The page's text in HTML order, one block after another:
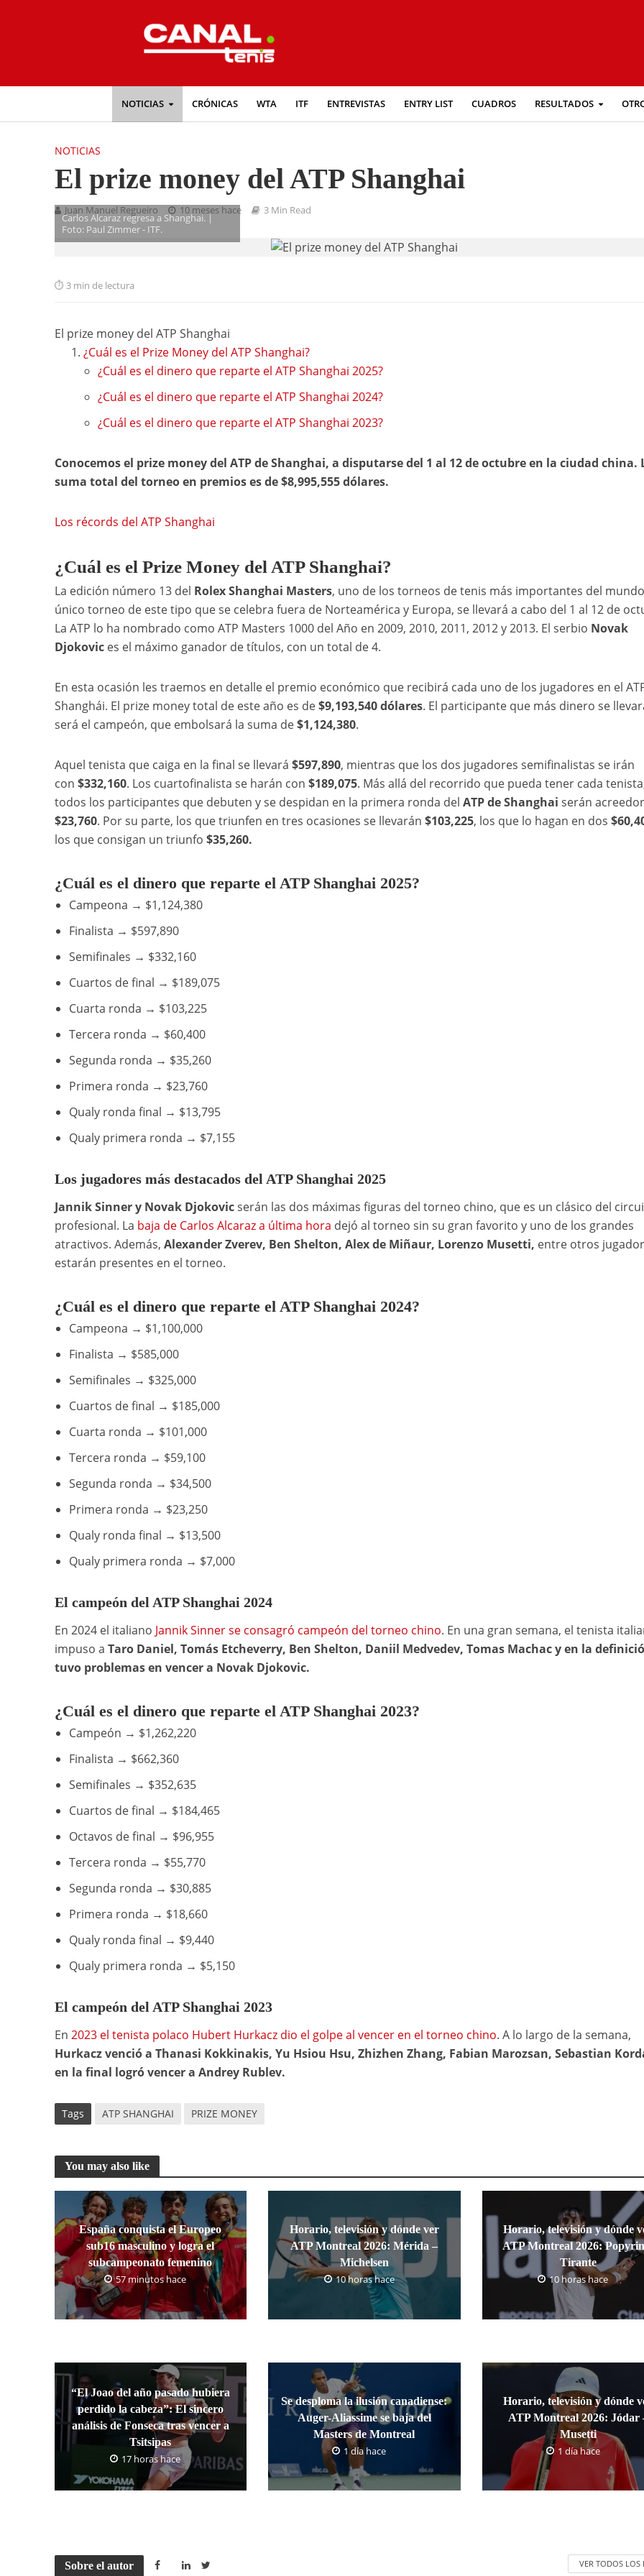
NOTICIAS CRÓNICAS WTA ITF ENTREVISTAS ENTRY LIST CUADROS RESULTADOS
NOTICIAS
El prize money del ATP Shanghai
Juan Manuel Regueiro 10 meses hace 3 Min Read
Carlos Alcaraz regresa a Shanghai. |
Foto: Paul Zimmer - ITF.
3 min de lectura
El prize money del ATP Shanghai
¿Cuál es el Prize Money del ATP Shanghai?
¿Cuál es el dinero que reparte el ATP Shanghai 2025?
¿Cuál es el dinero que reparte el ATP Shanghai 2024?
¿Cuál es el dinero que reparte el ATP Shanghai 2023?
Conocemos el prize money del ATP de Shanghai, a disputarse del 1 al 12 de octubre en la ciudad china.
suma total del torneo en premios es de $8,995,555 dólares.
Los récords del ATP Shanghai
¿Cuál es el Prize Money del ATP Shanghai?
La edición número 13 del Rolex Shanghai Masters, uno de los torneos de tenis más importantes del
único torneo de este tipo que se celebra fuera de Norteamérica y Europa, se llevará a cabo del 1 al 12 de
La ATP lo ha nombrado como ATP Masters 1000 del Año en 2009, 2010, 2011, 2012 y 2013. El serbio Novak
Djokovices el máximo ganador de títulos, con un total de 4.
En esta ocasión les traemos en detalle el premio económico que recibirá cada uno de los jugadores en el
Shanghái. El prize money total de este año es de$9,193,540 dólares. El participante que más dinero se
será el campeón, que embolsará la suma de$1,124,380.
Aquel tenista que caiga en la final se llevará $597,890, mientras que los dos jugadores semifinalistas se irán
con $332,160. Los cuartofinalista se harán con $189,075. Más allá del recorrido que pueda tener cada
todos los participantes que debuten y se despidan en la primera ronda del ATP de Shanghai serán
$23,760. Por su parte, los que triunfen en tres ocasiones se llevarán $103,225, los que lo hagan en dos
los que consigan un triunfo $35,260.
¿Cuál es el dinero que reparte el ATP Shanghai 2025?
Campeona → $1,124,380
Finalista → $597,890
Semifinales → $332,160
Cuartos de final → $189,075
Cuarta ronda → $103,225
Tercera ronda → $60,400
Segunda ronda → $35,260
Primera ronda → $23,760
Qualy ronda final → $13,795
Qualy primera ronda → $7,155
Los jugadores más destacados del ATP Shanghai 2025
Jannik Sinner y Novak Djokovicserán las dos máximas figuras del torneo chino, que es un clásico del
profesional. La baja de Carlos Alcaraz a última hora dejó al torneo sin su gran favorito y uno de los grandes
atractivos. Además, Alexander Zverev, Ben Shelton, Alex de Miñaur, Lorenzo Musetti, entre otros
estarán presentes en el torneo.
¿Cuál es el dinero que reparte el ATP Shanghai 2024?
Campeona → $1,100,000
Finalista → $585,000
Semifinales → $325,000
Cuartos de final → $185,000
Cuarta ronda → $101,000
Tercera ronda → $59,100
Segunda ronda → $34,500
Primera ronda → $23,250
Qualy ronda final → $13,500
Qualy primera ronda → $7,000
El campeón del ATP Shanghai 2024
En 2024 el italiano Jannik Sinner se consagró campeón del torneo chino. En una gran semana, el tenista
impuso a Taro Daniel, Tomás Etcheverry, Ben Shelton, Daniil Medvedev, Tomas Machac y en la
tuvo problemas en vencer a Novak Djokovic.
¿Cuál es el dinero que reparte el ATP Shanghai 2023?
Campeón → $1,262,220
Finalista → $662,360
Semifinales → $352,635
Cuartos de final → $184,465
Octavos de final → $96,955
Tercera ronda → $55,770
Segunda ronda → $30,885
Primera ronda → $18,660
Qualy ronda final → $9,440
Qualy primera ronda → $5,150
El campeón del ATP Shanghai 2023
En 2023 el tenista polaco Hubert Hurkacz dio el golpe al vencer en el torneo chino. A lo largo de la semana,
Hurkacz venció a Thanasi Kokkinakis, Yu Hsiou Hsu, Zhizhen Zhang, Fabian Marozsan, Sebastian
en la final logró vencer a Andrey Rublev.
Tags ATP SHANGHAI PRIZE MONEY
You may also like
España conquista el Europeo
sub16 masculino y logra el
subcampeonato femenino
57 minutos hace
Horario, televisión y dónde ver
ATP Montreal 2026: Mérida –
Michelsen
10 horas hace
Horario, televisión y dónde
ATP Montreal 2026:
Tirante
10 horas hace
“El Joao del año pasado hubiera
perdido la cabeza”: El sincero
análisis de Fonseca tras vencer a
Tsitsipas
17 horas hace
Se desploma la ilusión canadiense:
Auger-Aliassime se baja del
Masters de Montreal
1 día hace
Horario, televisión y dónde
ATP Montreal 2026: Jódar
Musetti
1 día hace
Sobre el autor VER TODOS LOS